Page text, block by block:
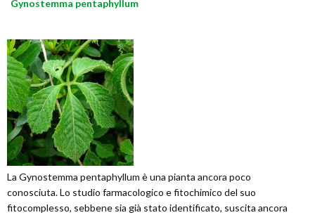
Gynostemma pentaphyllum
La Gynostemma pentaphyllum è una pianta ancora poco
conosciuta. Lo studio farmacologico e fitochimico del suo
fitocomplesso, sebbene sia già stato identificato, suscita ancora